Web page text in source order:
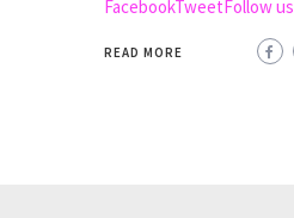
FacebookTweetFollow us
READ MORE